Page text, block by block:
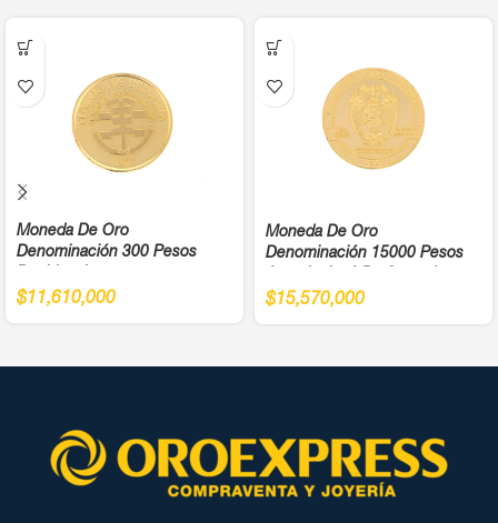
Moneda De Oro
Denominación 300 Pesos
Panamericanos Año 1971 Cali
$11,610,000
Moneda De Oro
Denominación 15000 Pesos
900
$15,570,000